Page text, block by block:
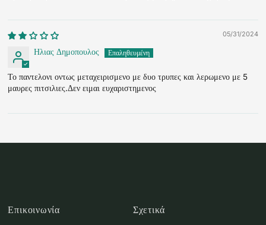
05/31/2024
Ηλιας Δημοπουλος
Το παντελονι οντως μεταχειρισμενο με δυο τρυπες και λερωμενο με 5
μαυρες πιτσιλιες.Δεν ειμαι ευχαριστημενος
Επικοινωνία Σχετικά